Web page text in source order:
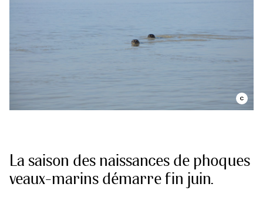
La saison des naissances de phoques
veaux-marins démarre fin juin.